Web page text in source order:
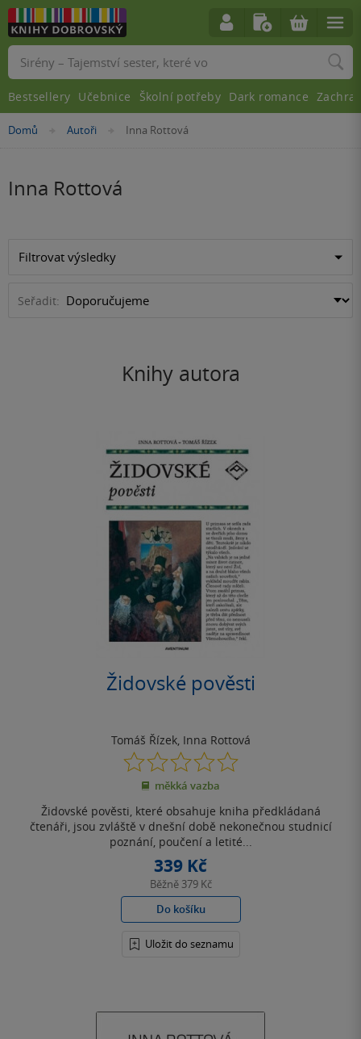
Nacházíte
Domů »Autoři »
Inna Rottová
Inna Rottová
Filtrovat výsledky
Seřadit:
Knihy autora
Židovské pověsti
Tomáš Řízek, Inna Rottová
0.0
z
5
měkká vazba
Židovské pověsti, které obsahuje kniha předkládaná
čtenáři, jsou zvláště v dnešní době nekonečnou studnicí
poznání, poučení a letité...
339 Kč
Běžně 379 Kč
Do košíku
Uložit do seznamu
Vyhledávání
Bestsellery Učebnice Školní potřeby Dark romance